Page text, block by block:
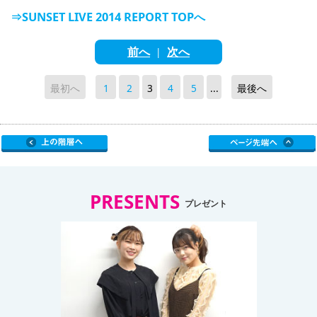
⇒SUNSET LIVE 2014 REPORT TOPへ
前へ| 次へ
最初へ 1 2 3 4 5 ... 最後へ
PRESENTS プレゼント